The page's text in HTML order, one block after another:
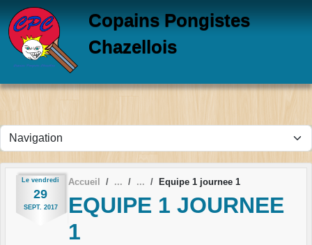
Copains Pongistes
Chazellois
Le vendredi
29
SEPT. 2017
Accueil Equipe 1 journee 1
EQUIPE 1 JOURNEE
1
Panneau de gestion des cookies